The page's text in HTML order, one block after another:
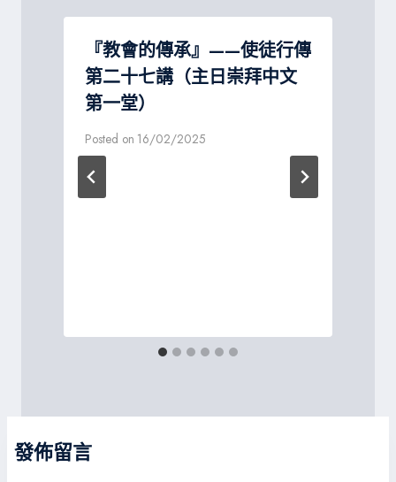
『教會的傳承』——使徒行傳
第二十七講（主日崇拜中文
第一堂）
Posted on 16/02/2025
發佈留言